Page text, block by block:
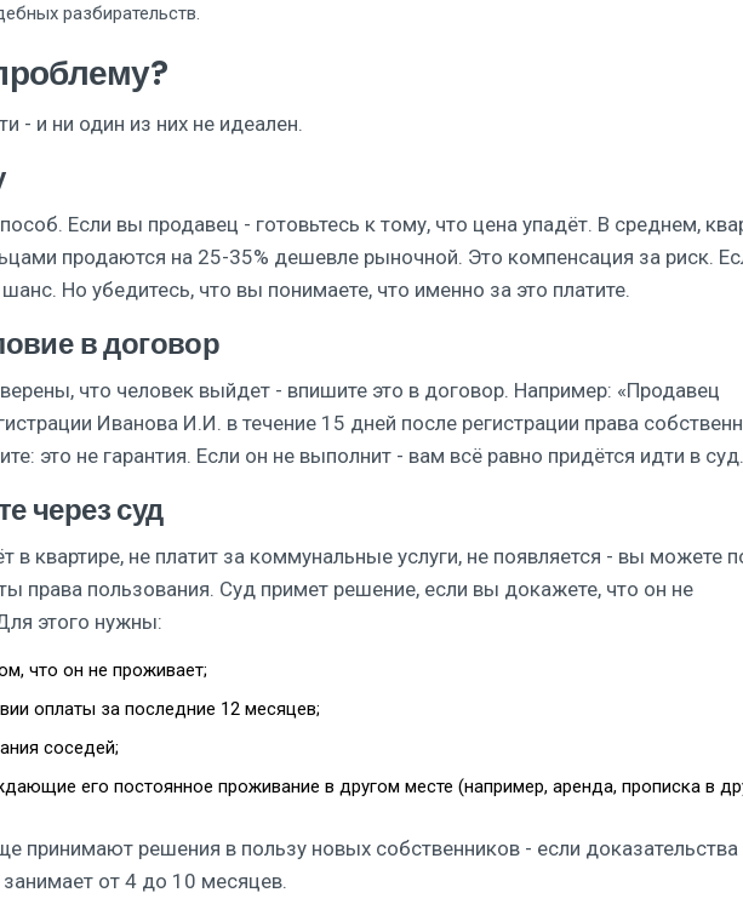
разбирательств.
- и ни один из них не идеален.
Если вы продавец - готовьтесь к тому, что цена упадёт. В среднем,
продаются на 25-35% дешевле рыночной. Это компенсация за риск.
Но убедитесь, что вы понимаете, что именно за это платите.
в договор
что человек выйдет - впишите это в договор. Например: «Продавец
Иванова И.И. в течение 15 дней после регистрации права
это не гарантия. Если он не выполнит - вам всё равно придётся идти в суд.
через суд
в квартире, не платит за коммунальные услуги, не появляется - вы можете
права пользования. Суд примет решение, если вы докажете, что он не
этого нужны:
что он не проживает;
оплаты за последние 12 месяцев;
соседей;
его постоянное проживание в другом месте (например, аренда, прописка в
принимают решения в пользу новых собственников - если доказательства
от 4 до 10 месяцев.